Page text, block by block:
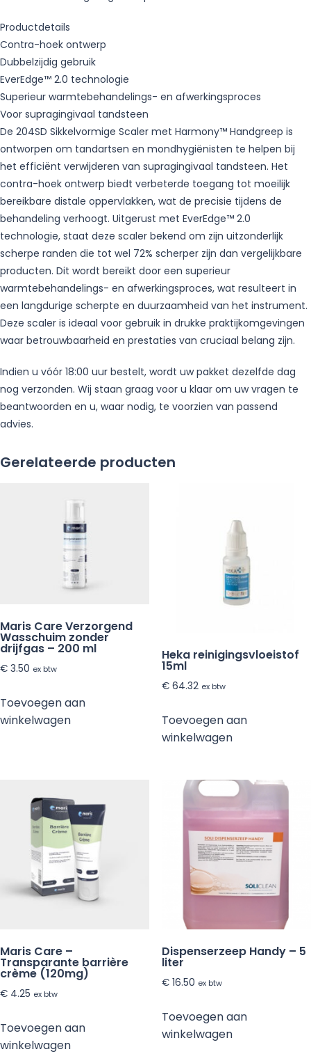
Productdetails
Contra-hoek ontwerp
Dubbelzijdig gebruik
EverEdge™ 2.0 technologie
Superieur warmtebehandelings- en afwerkingsproces
Voor supragingivaal tandsteen
De 204SD Sikkelvormige Scaler met Harmony™ Handgreep is
ontworpen om tandartsen en mondhygiënisten te helpen bij
het efficiënt verwijderen van supragingivaal tandsteen. Het
contra-hoek ontwerp biedt verbeterde toegang tot moeilijk
bereikbare distale oppervlakken, wat de precisie tijdens de
behandeling verhoogt. Uitgerust met EverEdge™ 2.0
technologie, staat deze scaler bekend om zijn uitzonderlijk
scherpe randen die tot wel 72% scherper zijn dan vergelijkbare
producten. Dit wordt bereikt door een superieur
warmtebehandelings- en afwerkingsproces, wat resulteert in
een langdurige scherpte en duurzaamheid van het instrument.
Deze scaler is ideaal voor gebruik in drukke praktijkomgevingen
waar betrouwbaarheid en prestaties van cruciaal belang zijn.
Indien u vóór 18:00 uur bestelt, wordt uw pakket dezelfde dag
nog verzonden. Wij staan graag voor u klaar om uw vragen te
beantwoorden en u, waar nodig, te voorzien van passend
advies.
Gerelateerde producten
Maris Care Verzorgend
Wasschuim zonder
drijfgas – 200 ml
€ 3.50 ex btw
Toevoegen aan
winkelwagen
Heka reinigingsvloeistof
15ml
€64.32 ex btw
Toevoegen aan
winkelwagen
Maris Care –
Transparante barrière
crème (120mg)
€ 4.25 ex btw
Toevoegen aan
winkelwagen
Dispenserzeep Handy – 5
liter
€16.50 ex btw
Toevoegen aan
winkelwagen